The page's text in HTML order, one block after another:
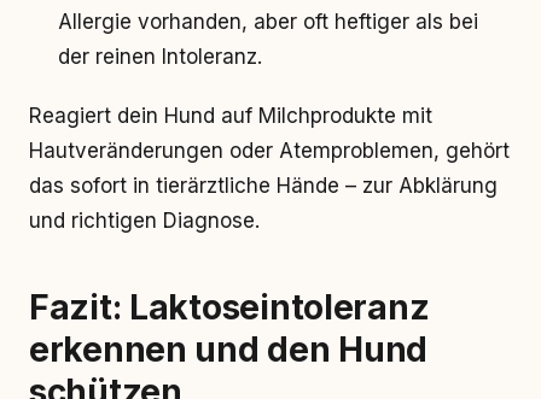
Allergie vorhanden, aber oft heftiger als bei
der reinen Intoleranz.
Reagiert dein Hund auf Milchprodukte mit
Hautveränderungen oder Atemproblemen, gehört
das sofort in tierärztliche Hände – zur Abklärung
und richtigen Diagnose.
Fazit: Laktoseintoleranz
erkennen und den Hund